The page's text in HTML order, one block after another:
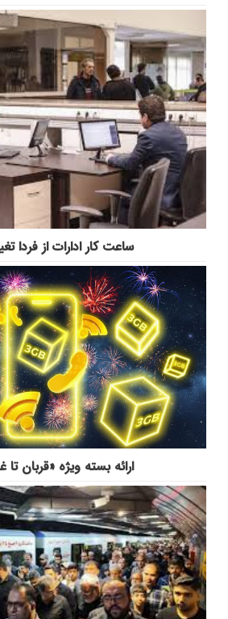
ساعت کار ادارات از فردا
ارائه بسته ویژه «قربان تا